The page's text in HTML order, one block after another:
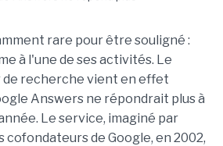
rare pour être souligné :
à l'une de ses activités. Le
recherche vient en effet
Answers ne répondrait plus à
Le service, imaginé par
cofondateurs de Google, en 2002,